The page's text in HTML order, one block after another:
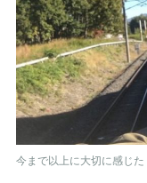
今まで以上に大切に感じ